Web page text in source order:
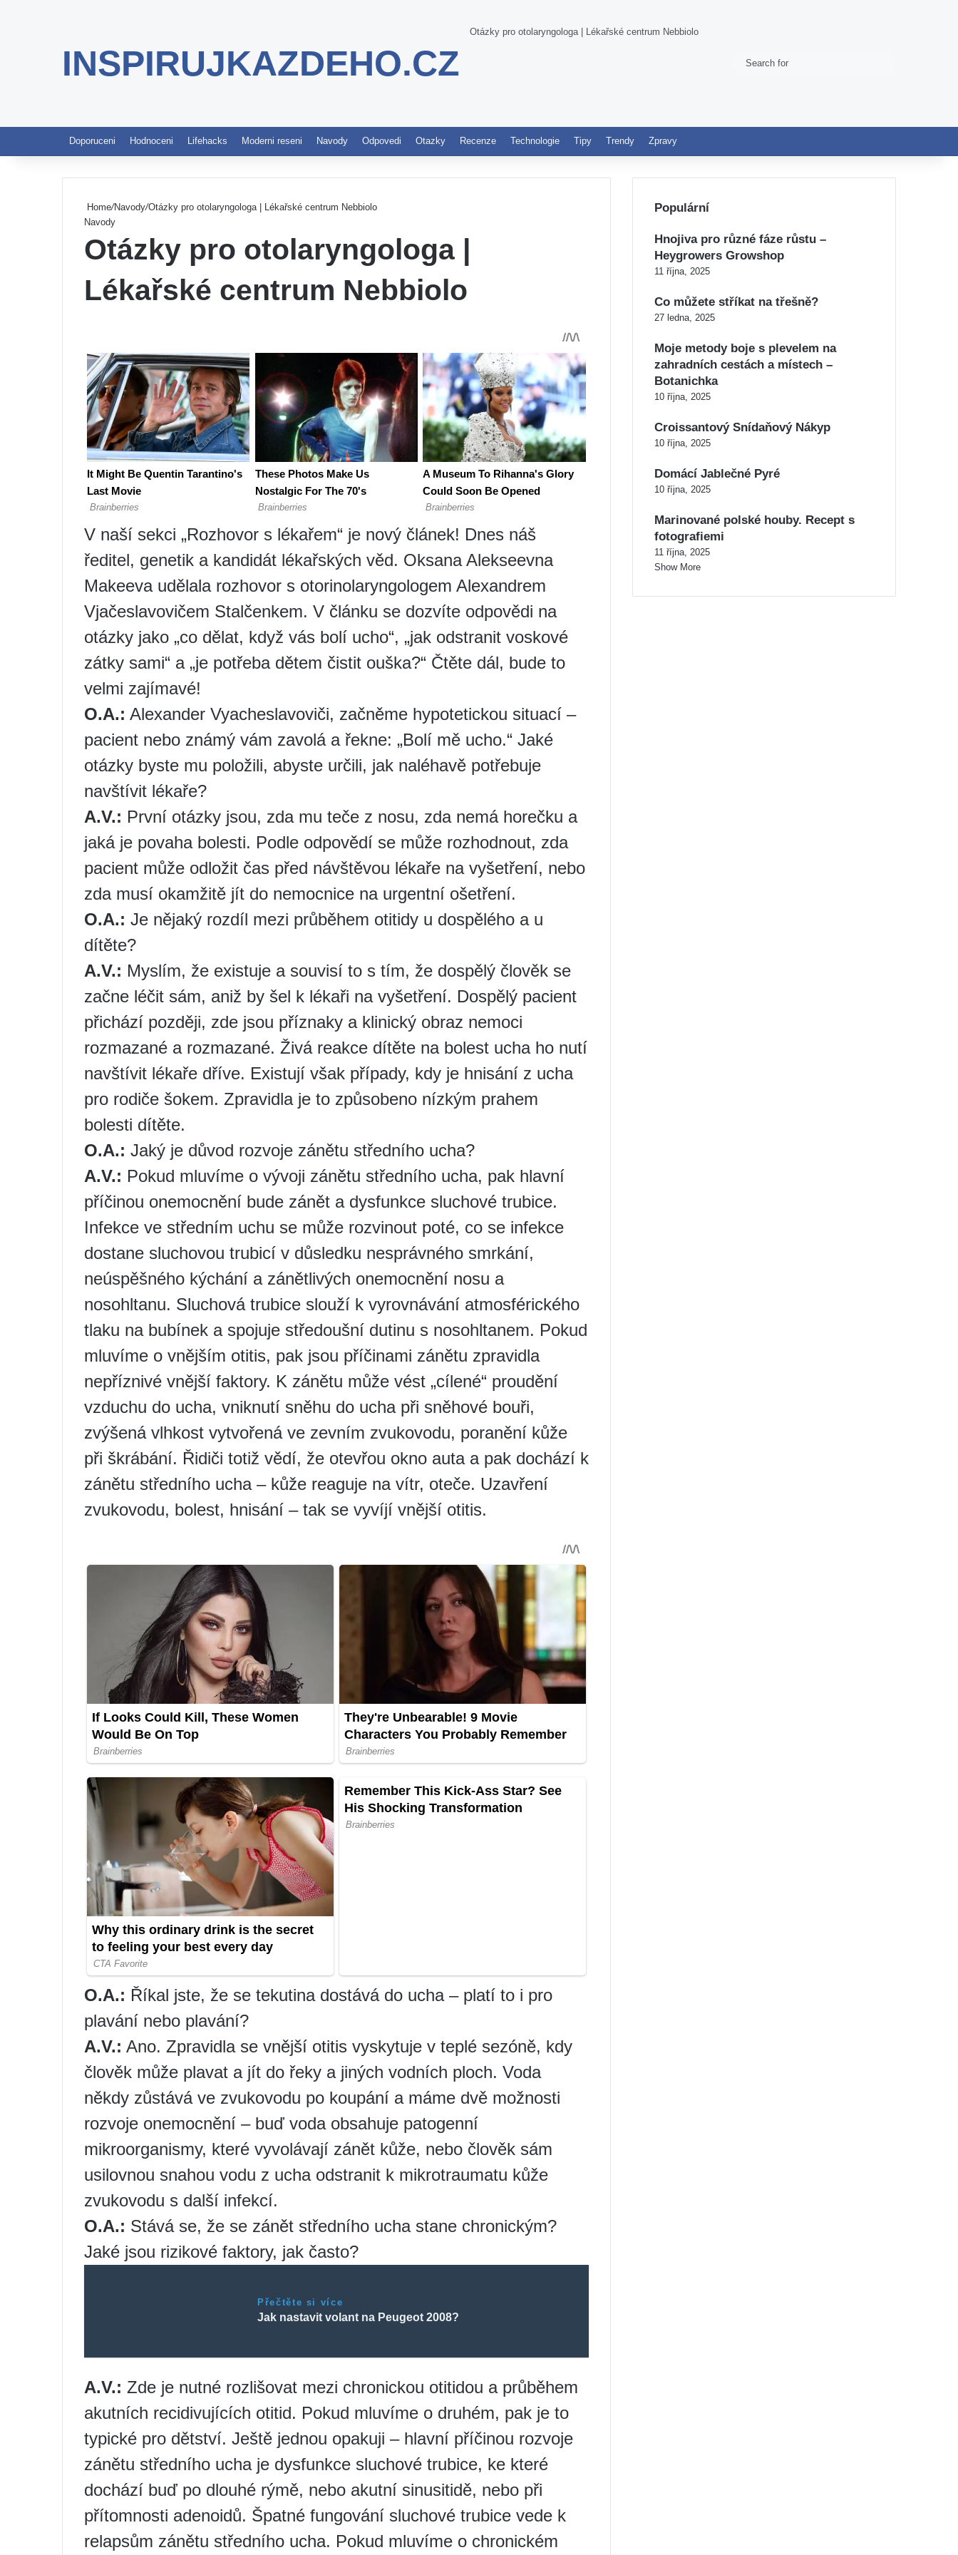
INSPIRUJKAZDEHO.CZ
Otázky pro otolaryngologa | Lékařské centrum Nebbiolo
Switch skin
Doporuceni Hodnoceni Lifehacks Moderni reseni Navody Odpovedi Otazky Recenze Technologie Tipy Trendy Zpravy
Home/Navody/Otázky pro otolaryngologa | Lékařské centrum Nebbiolo
Navody
Otázky pro otolaryngologa |
Lékařské centrum Nebbiolo
V naší sekci „Rozhovor s lékařem“ je nový článek! Dnes náš
ředitel, genetik a kandidát lékařských věd. Oksana Alekseevna
Makeeva udělala rozhovor s otorinolaryngologem Alexandrem
Vjačeslavovičem Stalčenkem. V článku se dozvíte odpovědi na
otázky jako „co dělat, když vás bolí ucho“, „jak odstranit voskové
zátky sami“ a „je potřeba dětem čistit ouška?“ Čtěte dál, bude to
velmi zajímavé!
O.A.: Alexander Vyacheslavoviči, začněme hypotetickou situací –
pacient nebo známý vám zavolá a řekne: „Bolí mě ucho.“ Jaké
otázky byste mu položili, abyste určili, jak naléhavě potřebuje
navštívit lékaře?
A.V.: První otázky jsou, zda mu teče z nosu, zda nemá horečku a
jaká je povaha bolesti. Podle odpovědí se může rozhodnout, zda
pacient může odložit čas před návštěvou lékaře na vyšetření, nebo
zda musí okamžitě jít do nemocnice na urgentní ošetření.
O.A.: Je nějaký rozdíl mezi průběhem otitidy u dospělého a u
dítěte?
A.V.: Myslím, že existuje a souvisí to s tím, že dospělý člověk se
začne léčit sám, aniž by šel k lékaři na vyšetření. Dospělý pacient
přichází později, zde jsou příznaky a klinický obraz nemoci
rozmazané a rozmazané. Živá reakce dítěte na bolest ucha ho nutí
navštívit lékaře dříve. Existují však případy, kdy je hnisání z ucha
pro rodiče šokem. Zpravidla je to způsobeno nízkým prahem
bolesti dítěte.
O.A.: Jaký je důvod rozvoje zánětu středního ucha?
A.V.: Pokud mluvíme o vývoji zánětu středního ucha, pak hlavní
příčinou onemocnění bude zánět a dysfunkce sluchové trubice.
Infekce ve středním uchu se může rozvinout poté, co se infekce
dostane sluchovou trubicí v důsledku nesprávného smrkání,
neúspěšného kýchání a zánětlivých onemocnění nosu a
nosohltanu. Sluchová trubice slouží k vyrovnávání atmosférického
tlaku na bubínek a spojuje středoušní dutinu s nosohltanem. Pokud
mluvíme o vnějším otitis, pak jsou příčinami zánětu zpravidla
nepříznivé vnější faktory. K zánětu může vést „cílené“ proudění
vzduchu do ucha, vniknutí sněhu do ucha při sněhové bouři,
zvýšená vlhkost vytvořená ve zevním zvukovodu, poranění kůže
při škrábání. Řidiči totiž vědí, že otevřou okno auta a pak dochází k
zánětu středního ucha – kůže reaguje na vítr, oteče. Uzavření
zvukovodu, bolest, hnisání – tak se vyvíjí vnější otitis.
O.A.: Říkal jste, že se tekutina dostává do ucha – platí to i pro
plavání nebo plavání?
A.V.: Ano. Zpravidla se vnější otitis vyskytuje v teplé sezóně, kdy
člověk může plavat a jít do řeky a jiných vodních ploch. Voda
někdy zůstává ve zvukovodu po koupání a máme dvě možnosti
rozvoje onemocnění – buď voda obsahuje patogenní
mikroorganismy, které vyvolávají zánět kůže, nebo člověk sám
usilovnou snahou vodu z ucha odstranit k mikrotraumatu kůže
zvukovodu s další infekcí.
O.A.: Stává se, že se zánět středního ucha stane chronickým?
Jaké jsou rizikové faktory, jak často?
Přečtěte si více
Jak nastavit volant na Peugeot 2008?
A.V.: Zde je nutné rozlišovat mezi chronickou otitidou a průběhem
akutních recidivujících otitid. Pokud mluvíme o druhém, pak je to
typické pro dětství. Ještě jednou opakuji – hlavní příčinou rozvoje
zánětu středního ucha je dysfunkce sluchové trubice, ke které
dochází buď po dlouhé rýmě, nebo akutní sinusitidě, nebo při
přítomnosti adenoidů. Špatné fungování sluchové trubice vede k
relapsům zánětu středního ucha. Pokud mluvíme o chronickém
Populární
Hnojiva pro různé fáze růstu –
Heygrowers Growshop
11 října, 2025
Co můžete stříkat na třešně?
27 ledna, 2025
Moje metody boje s plevelem na
zahradních cestách a místech –
Botanichka
10 října, 2025
Croissantový Snídaňový Nákyp
10 října, 2025
Domácí Jablečné Pyré
10 října, 2025
Marinované polské houby. Recept s
fotografiemi
11 října, 2025
Show More